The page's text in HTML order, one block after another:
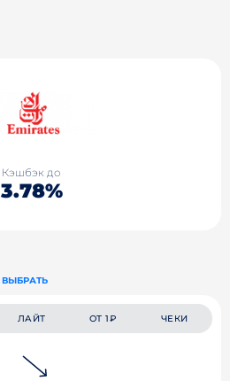
Кэшбэк до
3.78%
ВЫБРАТЬ
ЛАЙТ ОТ 1₽ ЧЕКИ